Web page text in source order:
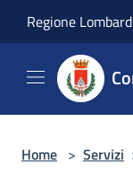
Regione
Home > Servizi